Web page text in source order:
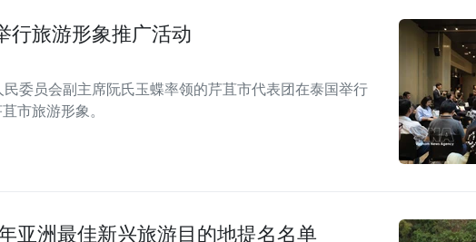
行旅游形象推广活动
委员会副主席阮氏玉蝶率领的芹苴市代表团在泰国举行
市旅游形象。
亚洲最佳新兴旅游目的地提名名单